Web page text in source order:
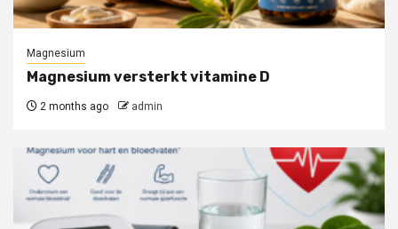
Magnesium
Magnesium versterkt vitamine D
2 months ago admin